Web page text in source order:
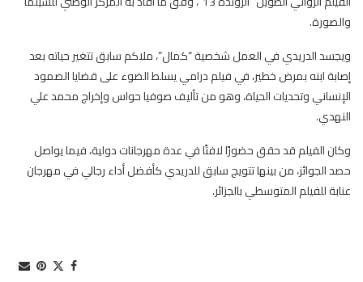
والصورة.
ويجسد الدريدي في العمل شخصية “كمال”، ملاكم سابق تتغير حياته بعد
إصابة ابنه بمرض خطير، في فيلم درامي يسلط الضوء على قضايا الصمود
الإنساني وتحديات الحياة، وهو من تأليف صوفيا حواس وإخراج محمد علي
النهدي.
وكان الفيلم قد حقق حضورًا لافتًا في عدة مهرجانات دولية، فيما يواصل
حصد الجوائز، من بينها تتويج سابق للدريدي كأفضل أداء رجالي في مهرجان
عنابة للفيلم المتوسطي بالجزائر.